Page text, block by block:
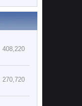
408,220
270,720